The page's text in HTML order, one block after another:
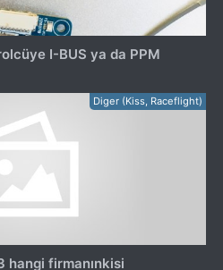
I-BUS ya da PPM
Diger (Kiss, Raceflight)
hangi firmanınkisi